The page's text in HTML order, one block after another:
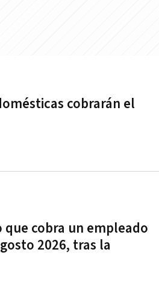
cobrarán el
cobra un empleado
2026, tras la